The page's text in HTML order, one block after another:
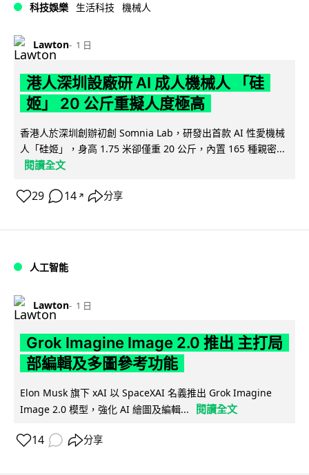
科技娛樂 生活科技 機械人
Lawton 1 日
港人深圳設廠研 AI 成人機械人 「硅
姬」 20 公斤重擬人度極高
香港人於深圳創辦初創 Somnia Lab，研發出首款 AI 性愛機械
人「硅姬」，身高 1.75 米卻僅重 20 公斤，內置 165 種親密...
閱讀全文
29 14 ↗ 分享
人工智能
Lawton 1 日
Grok Imagine Image 2.0 推出 主打局
部編輯及多圖參考功能
Elon Musk 旗下 xAI 以 SpaceXAI 名義推出 Grok Imagine
Image 2.0 模型，強化 AI 繪圖及編輯...
閱讀全文
14 分享